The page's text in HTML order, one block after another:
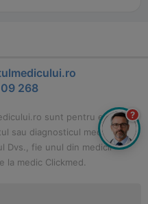
268
sunt pentru educatie
sau diagnosticul medical. Este
Dvs., fie unul din medicii
la medic Clickmed.
?